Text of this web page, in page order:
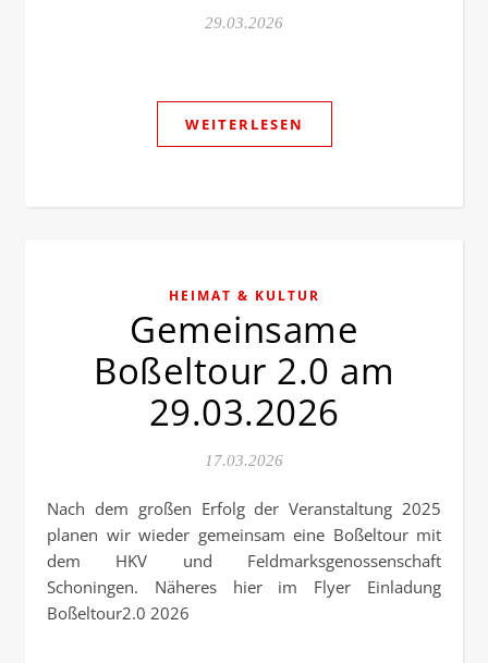
29.03.2026
WEITERLESEN
HEIMAT & KULTUR
Gemeinsame
Boßeltour 2.0 am
29.03.2026
17.03.2026
Nach dem großen Erfolg der Veranstaltung 2025
planen wir wieder gemeinsam eine Boßeltour mit
dem HKV und Feldmarksgenossenschaft
Schoningen. Näheres hier im Flyer Einladung
Boßeltour2.0 2026